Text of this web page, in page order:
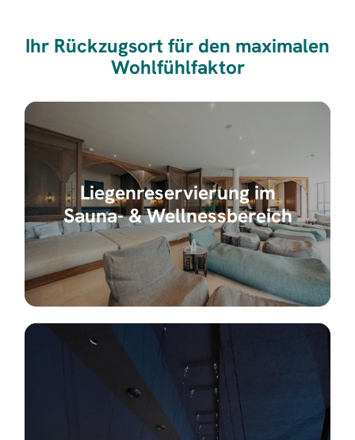
Ihr Rückzugsort für den maximalen
Wohlfühlfaktor
Liegenreservierung im
Sauna- & Wellnessbereich